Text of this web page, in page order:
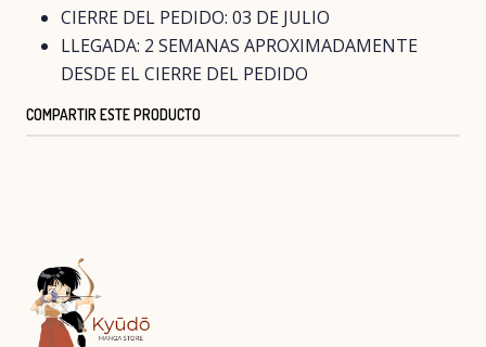
CIERRE DEL PEDIDO: 03 DE JULIO
LLEGADA: 2 SEMANAS APROXIMADAMENTE
DESDE EL CIERRE DEL PEDIDO
COMPARTIR ESTE PRODUCTO